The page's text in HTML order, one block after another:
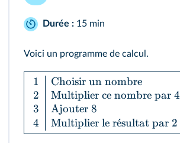
Durée : 15 min
Voici un programme de calcul.
1
2
3
4
Choisir un nombre
Multiplier ce nombre par 4
Ajouter 8
Multiplier le re
ˊsultat par 2